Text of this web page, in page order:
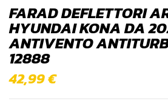
FARAD DEFLETTORI
HYUNDAI KONA DA
ANTIVENTO
12888
42,99€